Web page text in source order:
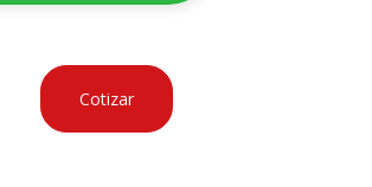
Cotizar